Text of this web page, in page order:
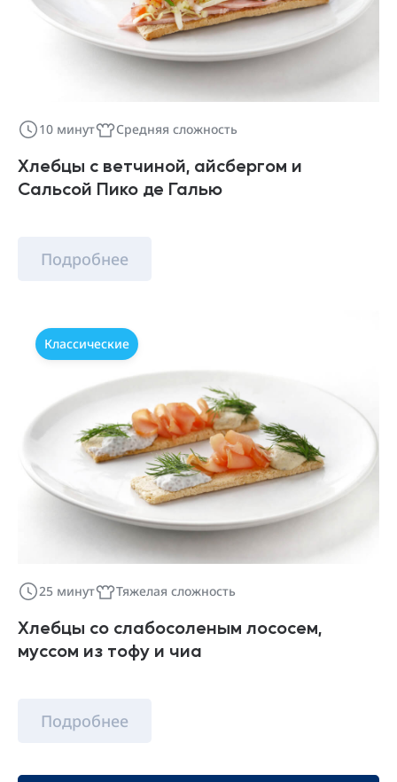
10 минут Средняя сложность
Хлебцы с ветчиной, айсбергом и
Сальсой Пико де Галью
Подробнее
Классические
25 минут Тяжелая сложность
Хлебцы со слабосоленым лососем,
муссом из тофу и чиа
Подробнее